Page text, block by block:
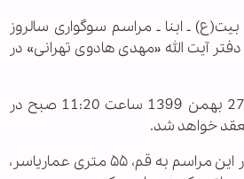
ـ ابنا ـ مراسم سوگواری سالروز
آیت الله «مهدی هادوی تهرانی» در
این مراسم روز دوشنبه 27 بهمن 1399 ساعت 11:20 صبح در
خواهد شد.
علاقمندان برای شرکت در این مراسم به قم، ۵۵ متری عماریاسر،